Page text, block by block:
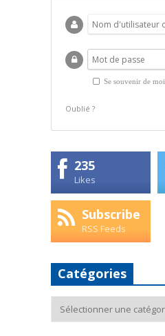
Se souvenir de moi
Oublié ?
235
Likes
Subscribe
RSS Feeds
Catégories